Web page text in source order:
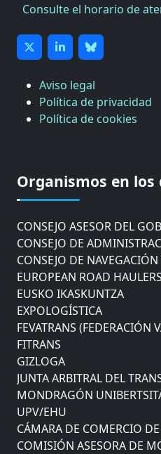
Consulte el horario de
Aviso legal
Política de privacidad
Política de cookies
Organismos en
AYUNTAMIENTO DE
COMITÉ DE INSPECCION
CONSEJO ASESOR DEL
CONSEJO DE
CONSEJO DE
EUROPEAN ROAD
EUSKO IKASKUNTZA
EXPOLOGÍSTICA
FEVATRANS (FEDERACIÓN
FITRANS
GIZLOGA
JUNTA ARBITRAL DEL
MONDRAGÓN
UPV/EHU
CÁMARA DE COMERCIO
COMISIÓN ASESORA DE